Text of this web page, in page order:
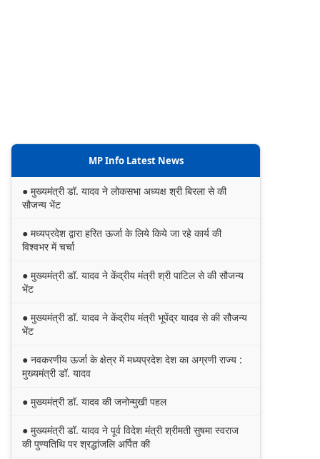
MP Info Latest News
● मुख्यमंत्री डॉ. यादव ने लोकसभा अध्यक्ष श्री बिरला से की
सौजन्य भेंट
● मध्यप्रदेश द्वारा हरित ऊर्जा के लिये किये जा रहे कार्य की
विश्वभर में चर्चा
● मुख्यमंत्री डॉ. यादव ने केंद्रीय मंत्री श्री पाटिल से की सौजन्य
भेंट
● मुख्यमंत्री डॉ. यादव ने केंद्रीय मंत्री भूपेंद्र यादव से की सौजन्य
भेंट
● नवकरणीय ऊर्जा के क्षेत्र में मध्यप्रदेश देश का अग्रणी राज्य :
मुख्यमंत्री डॉ. यादव
● मुख्यमंत्री डॉ. यादव की जनोन्मुखी पहल
● मुख्यमंत्री डॉ. यादव ने पूर्व विदेश मंत्री श्रीमती सुषमा स्वराज
की पुण्यतिथि पर श्रद्धांजलि अर्पित की